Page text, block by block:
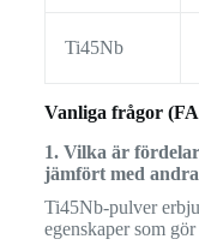
Ti45Nb
Vanliga frågor
1. Vilka är
jämfört med
Ti45Nb-pulver
egenskaper som